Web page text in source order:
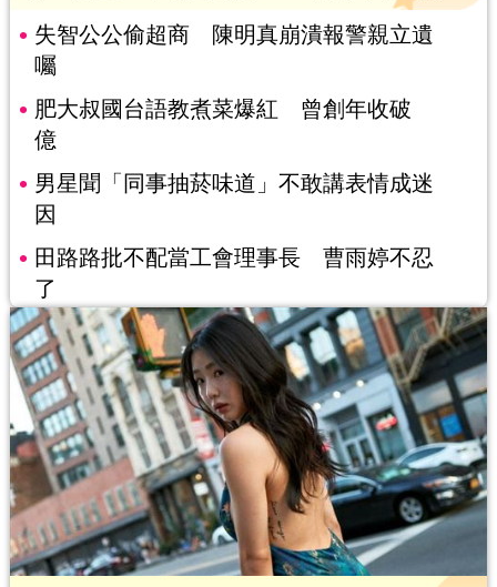
失智公公偷超商 陳明真崩潰報警親立遺
囑
肥大叔國台語教煮菜爆紅 曾創年收破
億
男星聞「同事抽菸味道」不敢講表情成迷
因
田路路批不配當工會理事長 曹雨婷不忍
了